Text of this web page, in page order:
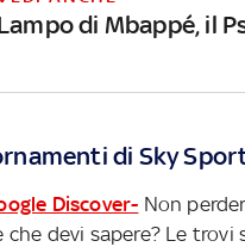
di Mbappé, il
di Sky
Discover- Non
che devi sapere? Le trovi